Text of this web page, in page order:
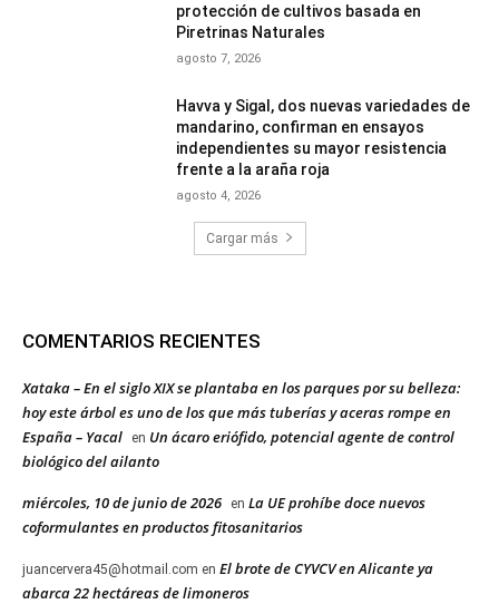
protección de cultivos basada en
Piretrinas Naturales
agosto 7, 2026
Havva y Sigal, dos nuevas variedades de
mandarino, confirman en ensayos
independientes su mayor resistencia
frente a la araña roja
agosto 4, 2026
Cargar más
COMENTARIOS RECIENTES
Xataka – En el siglo XIX se plantaba en los parques por su belleza:
hoy este árbol es uno de los que más tuberías y aceras rompe en
España – Yacal
en Un ácaro eriófido, potencial agente de control
biológico del ailanto
miércoles, 10 de junio de 2026 en La UE prohíbe doce nuevos
coformulantes en productos fitosanitarios
juancervera45@hotmail.com en El brote de CYVCV en Alicante ya
abarca 22 hectáreas de limoneros